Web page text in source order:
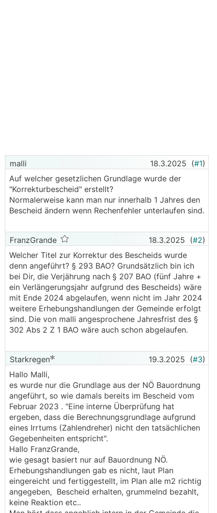
malli 18.3.2025 (#1)
Auf welcher gesetzlichen Grundlage wurde der
"Korrekturbescheid" erstellt?
Normalerweise kann man nur innerhalb 1 Jahres den
Bescheid ändern wenn Rechenfehler unterlaufen sind.
FranzGrande 18.3.2025 (#2)
Welcher Titel zur Korrektur des Bescheids wurde
denn angeführt? § 293 BAO? Grundsätzlich bin ich
bei Dir, die Verjährung nach § 207 BAO (fünf Jahre +
ein Verlängerungsjahr aufgrund des Bescheids) wäre
mit Ende 2024 abgelaufen, wenn nicht im Jahr 2024
weitere Erhebungshandlungen der Gemeinde erfolgt
sind. Die von malli angesprochene Jahresfrist des §
302 Abs 2 Z 1 BAO wäre auch schon abgelaufen.
Starkregen 19.3.2025 (#3)
Hallo Malli,
es wurde nur die Grundlage aus der NÖ Bauordnung
angeführt, so wie damals bereits im Bescheid vom
Februar 2023 . "Eine interne Überprüfung hat
ergeben, dass die Berechnungsgrundlage aufgrund
eines Irrtums (Zahlendreher) nicht den tatsächlichen
Gegebenheiten entspricht".
Hallo FranzGrande,
wie gesagt basiert nur auf Bauordnung NÖ.
Erhebungshandlungen gab es nicht, laut Plan
eingereicht und fertiggestellt, im Plan alle m2 richtig
angegeben, Bescheid erhalten, grummelnd bezahlt,
keine Reaktion etc..